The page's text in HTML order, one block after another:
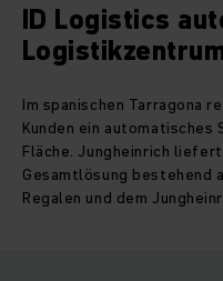
ID Logistics
Im spanischen Tarragona
Kunden ein automatisches
Fläche. Jungheinrich
Gesamtlösung bestehend
Regalen und dem